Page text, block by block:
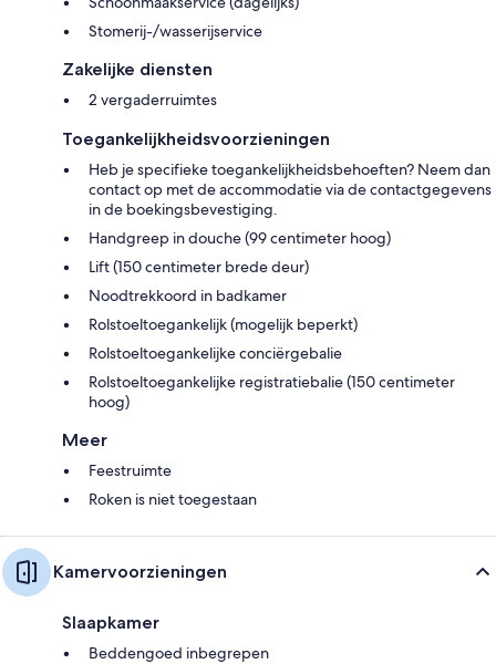
Stomerij-/wasserijservice
Zakelijke diensten
2 vergaderruimtes
Toegankelijkheidsvoorzieningen
Heb je specifieke toegankelijkheidsbehoeften? Neem dan
contact op met de accommodatie via de contactgegevens
in de boekingsbevestiging.
Handgreep in douche (99 centimeter hoog)
Lift (150 centimeter brede deur)
Noodtrekkoord in badkamer
Rolstoeltoegankelijk (mogelijk beperkt)
Rolstoeltoegankelijke conciërgebalie
Rolstoeltoegankelijke registratiebalie (150 centimeter
hoog)
Meer
Feestruimte
Roken is niet toegestaan
Kamervoorzieningen
Slaapkamer
Beddengoed inbegrepen